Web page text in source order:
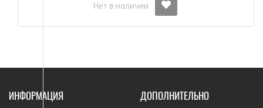
Нет в наличии
ИНФОРМАЦИЯ ДОПОЛНИТЕЛЬНО